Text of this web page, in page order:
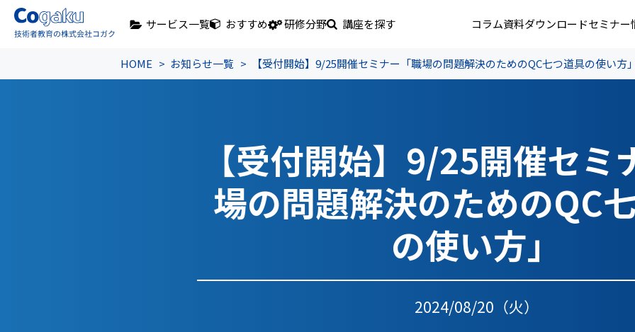
サービス一覧 おすすめ 研修分野 講座を探す コラム資料ダウンロードセミナー
HOME お知らせ一覧 【受付開始】9/25開催セミナー「職場の問題解決のためのQC七つ道具の使い方」
【受付開始】9/25開催セミ
場の問題解決のためのQC
の使い方」
2024/08/20（火）